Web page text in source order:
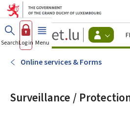
Go to main
Go to content
Guichet.lu
Changer
Menu
SearchLog in Menu main
Online services & Forms
Surveillance /